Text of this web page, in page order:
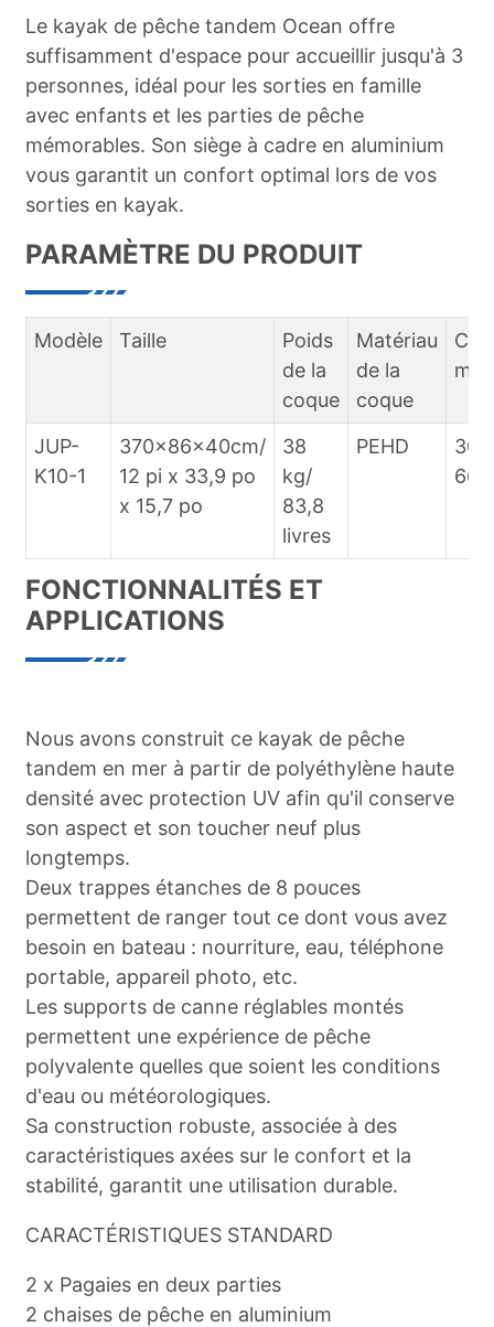
Le kayak de pêche tandem Ocean offre
suffisamment d'espace pour accueillir jusqu'à 3
personnes, idéal pour les sorties en famille
avec enfants et les parties de pêche
mémorables. Son siège à cadre en aluminium
vous garantit un confort optimal lors de vos
sorties en kayak.
PARAMÈTRE DU PRODUIT
Modèle Taille
Poids
de la
coque
Matériau
de la
coque
JUP-
K10-1
370x86x40cm/
12 pi x 33,9 po
x 15,7 po
38
kg/
83,8
livres
PEHD
661
FONCTIONNALITÉS ET
APPLICATIONS
Nous avons construit ce kayak de pêche
tandem en mer à partir de polyéthylène haute
densité avec protection UV afin qu'il conserve
son aspect et son toucher neuf plus
longtemps.
Deux trappes étanches de 8 pouces
permettent de ranger tout ce dont vous avez
besoin en bateau : nourriture, eau, téléphone
portable, appareil photo, etc.
Les supports de canne réglables montés
permettent une expérience de pêche
polyvalente quelles que soient les conditions
d'eau ou météorologiques.
Sa construction robuste, associée à des
caractéristiques axées sur le confort et la
stabilité, garantit une utilisation durable.
CARACTÉRISTIQUES STANDARD
2 x Pagaies en deux parties
2 chaises de pêche en aluminium